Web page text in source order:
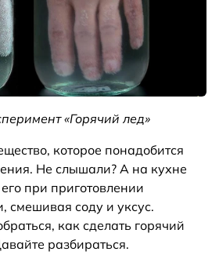
«Горячий лед»
которое понадобится
Не слышали? А на кухне
при приготовлении
смешивая соду и уксус.
как сделать горячий
разбираться.